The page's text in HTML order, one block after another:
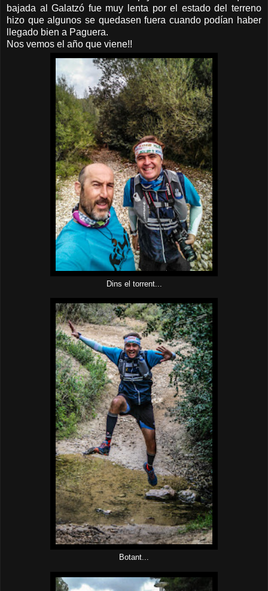
bajada al Galatzó fue muy lenta por el estado del terreno
hizo que algunos se quedasen fuera cuando podían haber
llegado bien a Paguera.
Nos vemos el año que viene!!
Dins el torrent...
Botant...